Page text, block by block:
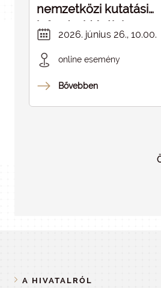
nemzetközi kutatási
infrastruktúrák
ELMARAD
2026. június 26., 10.00.
online esemény
Bővebben
A HIVATALRÓL